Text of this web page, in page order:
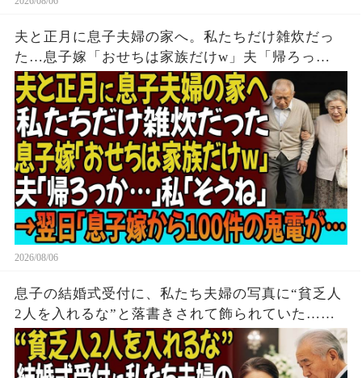
夫と正月に息子夫婦の家へ。私たちだけ雑炊だっ
た…息子嫁「おせちは家族だけw」夫「帰ろっ
か…」私「そうね」→翌日、息子嫁から100件の鬼
電が…
2026/08/06
息子の結婚式受付に、私たち夫婦の写真に“貧乏人
2人を入れるな”と落書きされて飾られていた…夫
「帰るか」私「はい」→無言で立ち去った5時間
後、息子は全てを失う結末を迎えた